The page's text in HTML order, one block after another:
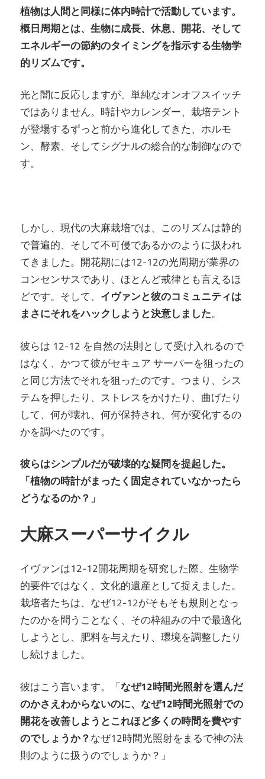
植物は人間と同様に体内時計で活動しています。
概日周期とは、生物に成長、休息、開花、そして
エネルギーの節約のタイミングを指示する生物学
的リズムです。
光と闇に反応しますが、単純なオンオフスイッチ
ではありません。時計やカレンダー、栽培テント
が登場するずっと前から進化してきた、ホルモ
ン、酵素、そしてシグナルの総合的な制御なので
す。
しかし、現代の大麻栽培では、このリズムは静的
で普遍的、そして不可侵であるかのように扱われ
てきました。開花期には12-12の光周期が業界の
コンセンサスであり、ほとんど戒律とも言えるほ
どです。そして、 イヴァンと彼のコミュニティは
まさにそれをハックしようと決意しました。
彼らは 12-12 を自然の法則として受け入れるので
はなく、かつて彼がセキュア サーバーを狙ったの
と同じ方法でそれを狙ったのです。つまり、シス
テムを押したり、ストレスをかけたり、曲げたり
して、何が壊れ、何が保持され、何が変化するの
かを調べたのです。
彼らはシンプルだが破壊的な疑問を提起した。
「植物の時計がまったく固定されていなかったら
どうなるのか？」
大麻スーパーサイクル
イヴァンは12-12開花周期を研究した際、生物学
的要件ではなく、文化的遺産として捉えました。
栽培者たちは、なぜ12-12がそもそも規則となっ
たのかを問うことなく、その枠組みの中で最適化
しようとし、肥料を与えたり、環境を調整したり
し続けました。
彼はこう言います。「なぜ12時間光照射を選んだ
のかさえわからないのに、なぜ12時間光照射での
開花を改善しようとこれほど多くの時間を費やす
のでしょうか？なぜ12時間光照射をまるで神の法
則のように扱うのでしょうか？」